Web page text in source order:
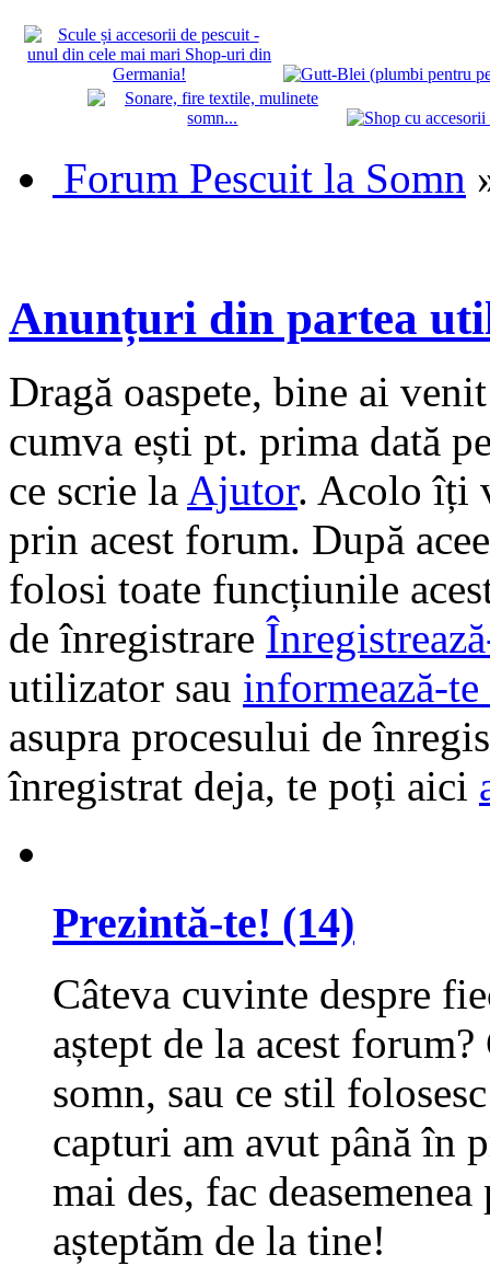
Forum Pescuit la Somn
Anunțuri din partea
Dragă oaspete, bine ai
cumva ești pt. prima dată
ce scrie la Ajutor. Acolo îți
prin acest forum. După
folosi toate funcțiunile
de înregistrare
utilizator sau informează-
asupra procesului de
înregistrat deja, te poți aici
Prezintă-te! (14)
Câteva cuvinte despre
aștept de la acest
somn, sau ce stil
capturi am avut până în
mai des, fac
așteptăm de la tine!